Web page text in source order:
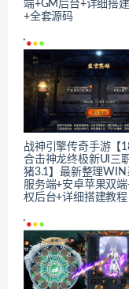
端+GM后台+详细搭
+全套源码
战神引擎传奇手游【
合击神龙终极新UI三
猪3.1】最新整理WIN
服务端+安卓苹果双
权后台+详细搭建教程